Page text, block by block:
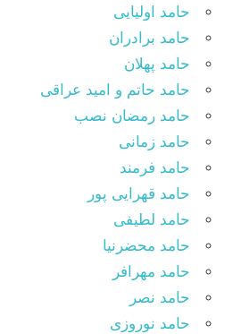
حامد اولیایی
حامد برادران
حامد پهلان
حامد حاتم و امید عراقی
حامد رمضان نصب
حامد زمانی
حامد فرمند
حامد قهرایی پور
حامد لطیفی
حامد محضرنیا
حامد مهرافر
حامد نصر
حامد نوروزی